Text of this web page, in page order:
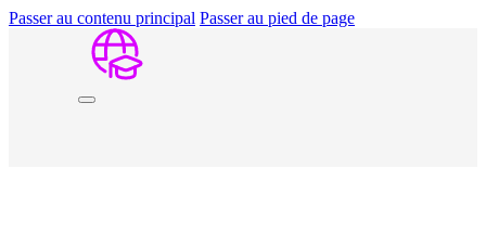
Passer au contenu principal Passer au pied de page